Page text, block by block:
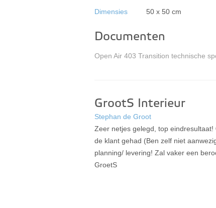
Dimensies 50 x 50 cm
Documenten
Open Air 403 Transition technische
GrootS Interieur
Stephan de Groot
Zeer netjes gelegd, top eindresultaat!
de klant gehad (Ben zelf niet
planning/ levering! Zal vaker een
GroetS